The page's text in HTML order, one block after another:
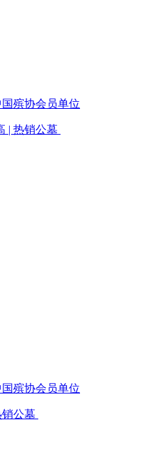
殡协会员单位
| 热销公墓
殡协会员单位
公墓